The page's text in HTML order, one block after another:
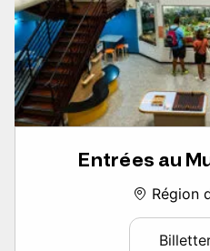
Entrées au
Région